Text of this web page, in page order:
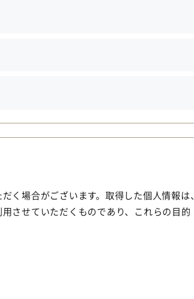
く場合がございます。取得した個人情報は、
させていただくものであり、これらの目的